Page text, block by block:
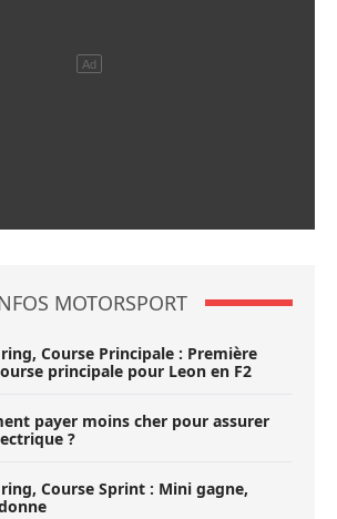
MOTORSPORT
Course Principale : Première
principale pour Leon en F2
payer moins cher pour assurer
?
Course Sprint : Mini gagne,